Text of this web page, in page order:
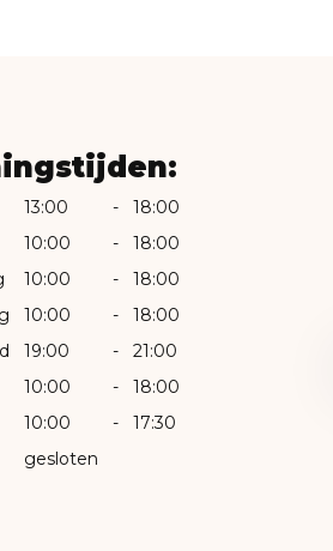
13:00 -
18:00
10:00 -
18:00
10:00 -
18:00
10:00 -
18:00
19:00 -
21:00
10:00 -
18:00
10:00 -
17:30
gesloten